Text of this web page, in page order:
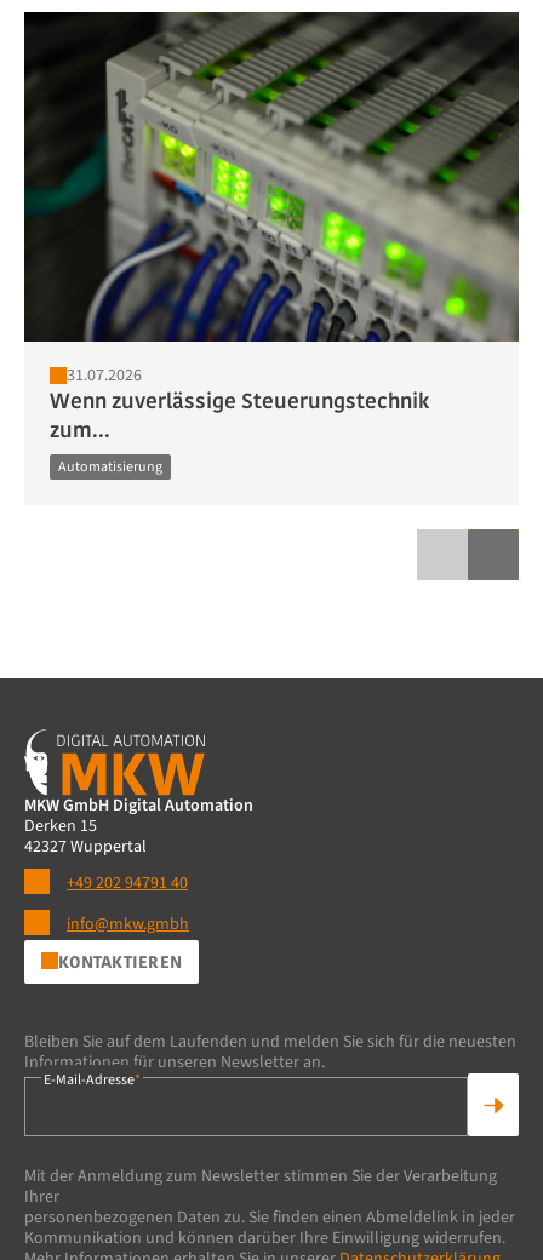
31.07.2026
Wenn zuverlässige Steuerungstechnik
zum...
Automatisierung
MKW GmbH Digital Automation
Derken 15
42327 Wuppertal
+49 202 94791 40
info@mkw.gmbh
KONTAKTIEREN
Bleiben Sie auf dem Laufenden und melden Sie sich für die neuesten
Informationen für unseren Newsletter an.
E-Mail-Adresse*
Mit der Anmeldung zum Newsletter stimmen Sie der Verarbeitung
Ihrer
personenbezogenen Daten zu. Sie finden einen Abmeldelink in jeder
Kommunikation und können darüber Ihre Einwilligung widerrufen.